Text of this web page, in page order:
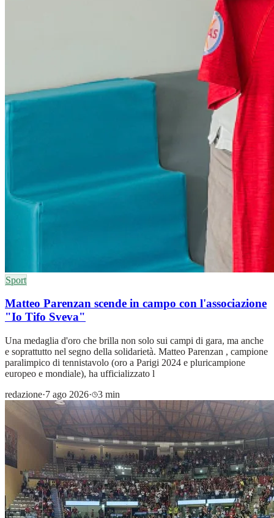
Sport
Matteo Parenzan scende in campo con l'associazione
"Io Tifo Sveva"
Una medaglia d'oro che brilla non solo sui campi di gara, ma anche
e soprattutto nel segno della solidarietà. Matteo Parenzan , campione
paralimpico di tennistavolo (oro a Parigi 2024 e pluricampione
europeo e mondiale), ha ufficializzato l
redazione·7 ago 2026· 3 min